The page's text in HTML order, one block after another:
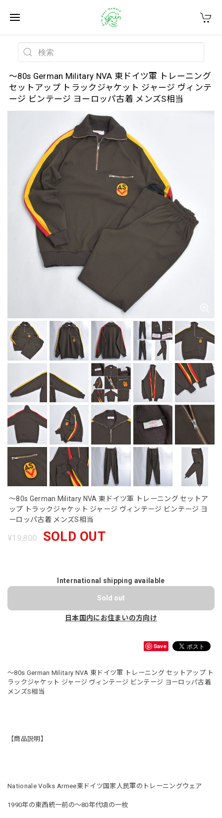
～80s German Military NVA 東ドイツ軍 トレーニング
セットアップ トラックジャケット ジャージ ヴィンテ
ージ ビンテージ ヨーロッパ古着 メンズS相当
～80s German Military NVA 東ドイツ軍 トレーニング セットア
ップ トラックジャケット ジャージ ヴィンテージ ビンテージ ヨ
ーロッパ古着 メンズS相当
¥19,800 SOLD OUT
International shipping available
Sold out
日本国内にお住まいの方向け
Save
〜80s German Military NVA 東ドイツ軍 トレーニング セットアップ ト
ラックジャケット ジャージ ヴィンテージ ビンテージ ヨーロッパ古着
メンズS相当
【商品説明】
Nationale Volks Armee東ドイツ国家人民軍のトレーニングウェア
1990年の東西統一前の〜80年代頃の一枚